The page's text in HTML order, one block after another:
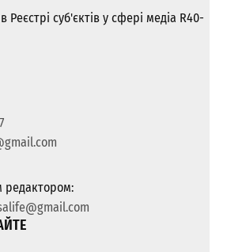
суб'єктів у сфері медіа R40-
редактором: